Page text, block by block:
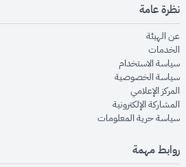
نظرة عامة
عن الهيئةopens in new window
الخدماتopens in new window
سياسة الاستخدام
سياسة الخصوصيةopens in new window
المركز الإعلاميopens in new window
المشاركة الإلكترونيةopens in new window
سياسة حرية المعلوماتopens in new window
روابط مهمة